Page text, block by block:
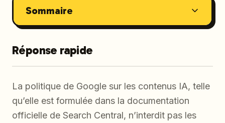
Sommaire
Réponse rapide
La politique de Google sur les contenus IA, telle
qu’elle est formulée dans la documentation
officielle de Search Central, n’interdit pas les